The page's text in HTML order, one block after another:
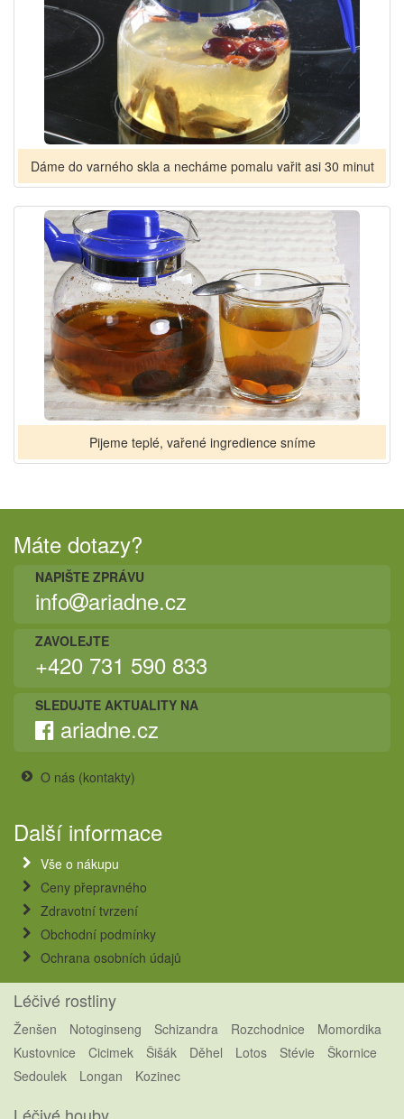
Dáme do varného skla a necháme pomalu vařit asi 30 minut
Pijeme teplé, vařené ingredience sníme
Máte dotazy?
NAPIŠTE ZPRÁVU
info ariadne.cz
ZAVOLEJTE
+420 731 590 833
SLEDUJTE AKTUALITY NA
ariadne.cz
O nás (kontakty)
Další informace
Vše o nákupu
Ceny přepravného
Zdravotní tvrzení
Obchodní podmínky
Ochrana osobních údajů
Léčivé rostliny
Ženšen Notoginseng Schizandra Rozchodnice
Momordika
Kustovnice
Cicimek Šišák Děhel Lotos Stévie
Škornice
Sedoulek
Longan Kozinec
Léčivé houby